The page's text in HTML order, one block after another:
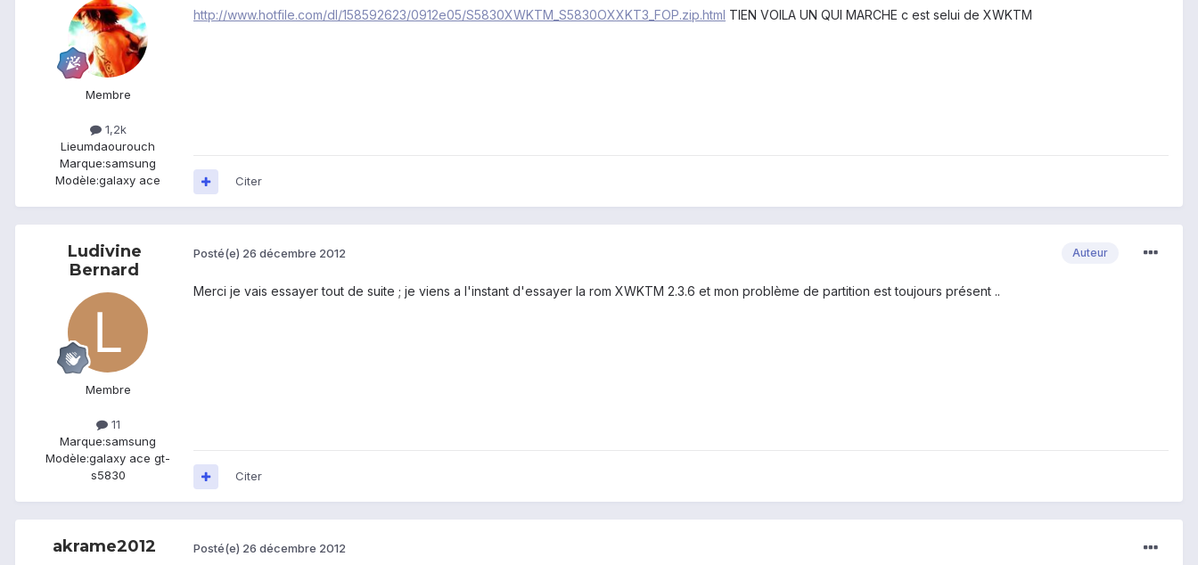
Membre
1,2k
Lieumdaourouch
Marque:samsung
Modèle:galaxy ace
http://www.hotfile.com/dl/158592623/0912e05/S5830XWKTM_S5830OXXKT3_FOP.zip.html TIEN VOILA UN QUI MARCHE c est selui de XWKTM
Citer
Ludivine
Bernard
Membre
11
Marque:samsung
Modèle:galaxy ace gt-
s5830
Auteur
Posté(e) 26 décembre 2012
Merci je vais essayer tout de suite ; je viens a l'instant d'essayer la rom XWKTM 2.3.6 et mon problème de partition est toujours présent ..
Citer
akrame2012 Posté(e) 26 décembre 2012